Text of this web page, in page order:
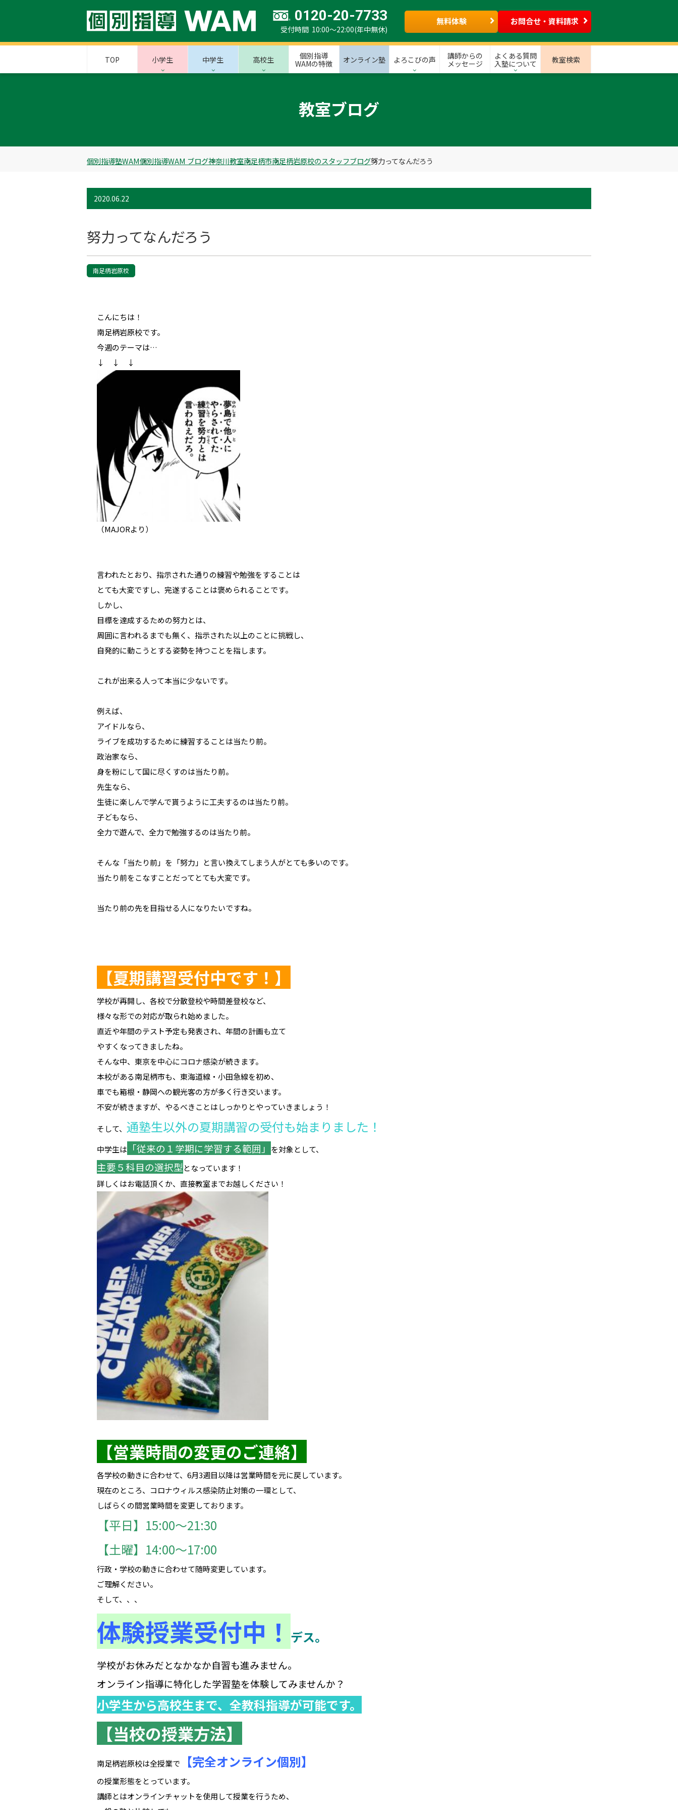
0120-20-7733
受付時間 10:00～22:00(年中無休)
無料体験 お問合せ・資料請求
TOP 小学生 中学生 高校生
個別指導
WAMの特徴
オンライン塾 よろこびの声
講師からの
メッセージ
よくある質問
入塾について
教室検索
教室ブログ
個別指導塾WAM個別指導WAM ブログ神奈川教室南足柄市南足柄岩原校のスタッフブログ努力ってなんだろう
2020.06.22
努力ってなんだろう
南足柄岩原校
こんにちは！
南足柄岩原校です。
今週のテーマは…
↓ ↓ ↓
（MAJORより）
言われたとおり、指示された通りの練習や勉強をすることは
とても大変ですし、完遂することは褒められることです。
しかし、
目標を達成するための努力とは、
周囲に言われるまでも無く、指示された以上のことに挑戦し、
自発的に動こうとする姿勢を持つことを指します。
これが出来る人って本当に少ないです。
例えば、
アイドルなら、
ライブを成功するために練習することは当たり前。
政治家なら、
身を粉にして国に尽くすのは当たり前。
先生なら、
生徒に楽しんで学んで貰うように工夫するのは当たり前。
子どもなら、
全力で遊んで、全力で勉強するのは当たり前。
そんな「当たり前」を「努力」と言い換えてしまう人がとても多いのです。
当たり前をこなすことだってとても大変です。
当たり前の先を目指せる人になりたいですね。
【夏期講習受付中です！】
学校が再開し、各校で分散登校や時間差登校など、
様々な形での対応が取られ始めました。
直近や年間のテスト予定も発表され、年間の計画も立て
やすくなってきましたね。
そんな中、東京を中心にコロナ感染が続きます。
本校がある南足柄市も、東海道線・小田急線を初め、
車でも箱根・静岡への観光客の方が多く行き交います。
不安が続きますが、やるべきことはしっかりとやっていきましょう！
そして、 通塾生以外の夏期講習の受付も始まりました！
中学生は 「従来の１学期に学習する範囲」 を対象として、
主要５科目の選択型 となっています！
詳しくはお電話頂くか、直接教室までお越しください！
【営業時間の変更のご連絡】
各学校の動きに合わせて、6月3週目以降は営業時間を元に戻しています。
現在のところ、コロナウィルス感染防止対策の一環として、
しばらくの間営業時間を変更しております。
【平日】15:00～21:30
【土曜】14:00～17:00
行政・学校の動きに合わせて随時変更しています。
ご理解ください。
そして、、、
体験授業受付中！ デス。
学校がお休みだとなかなか自習も進みません。
オンライン指導に特化した学習塾を体験してみませんか？
小学生から高校生まで、 全教科指導が可能です。
【当校の授業方法】
南足柄岩原校は全授業で 【完全オンライン個別】
の授業形態をとっています。
講師とはオンラインチャットを使用して授業を行うため、